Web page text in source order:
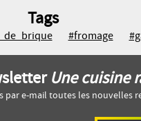
Tags
#fromage
Une cuisine
par e-mail toutes les nouvelles